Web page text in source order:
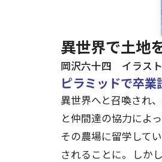
異世界で土地
岡沢六十四 イラス
ピラミッドで卒
異世界へと召喚され
と仲間達の協力によ
その農場に留学して
されることに。しか